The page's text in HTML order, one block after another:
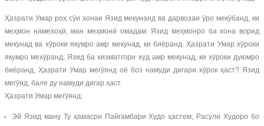
Ҳазрати Умар роҳ сӯи хонаи Язид мекунанд ва дарвозаи ӯро мекӯбанд, ки
меҳмон намехоҳӣ, ман меҳмонӣ омадам. Язид меҳмонро ба хона ворид
мекунад ва хӯроки якумро амр мекунад, ки биёранд. Ҳазрати Умар хӯроки
якумро мехӯранд, Язид ба хизматгори худ амр мекунад, ки хӯроки дуюмро
биёранд, Ҳазрати Умар мегӯянд оё боз намуди дигари хӯрок ҳаст? Язид
мегӯяд, бале ду намуди дигар ҳаст.
Ҳазрати Умар мегӯянд:
Эй Язид ману Ту ҳамасри Пайғамбари Худо ҳастем, Расули Худоро бо